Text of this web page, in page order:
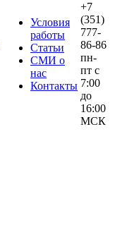
Условия
работы
Статьи
СМИ о
нас
Контакты
+7
(351)
777-
86-86
пн-
пт с
7:00
до
16:00
МСК